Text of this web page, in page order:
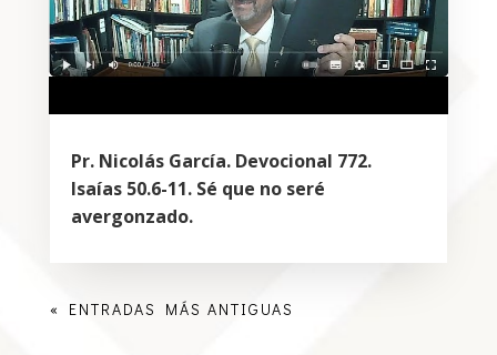
Pr. Nicolás García. Devocional 772.
Isaías 50.6-11. Sé que no seré
avergonzado.
« ENTRADAS MÁS ANTIGUAS